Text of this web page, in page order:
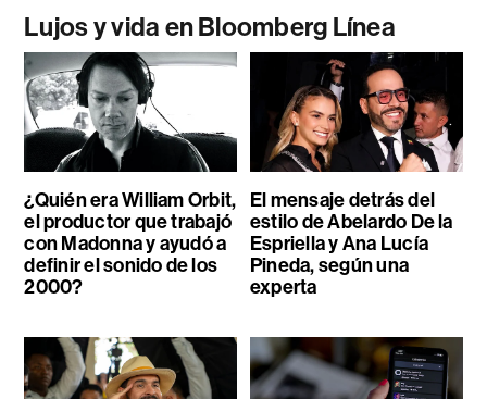
Lujos y vida en Bloomberg Línea
¿Quién era William Orbit,
el productor que trabajó
con Madonna y ayudó a
definir el sonido de los
2000?
El mensaje detrás del
estilo de Abelardo De la
Espriella y Ana Lucía
Pineda, según una
experta